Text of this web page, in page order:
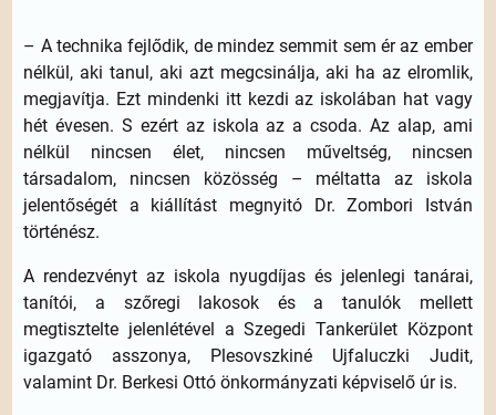
– A technika fejlődik, de mindez semmit sem ér az ember
nélkül, aki tanul, aki azt megcsinálja, aki ha az elromlik,
megjavítja. Ezt mindenki itt kezdi az iskolában hat vagy
hét évesen. S ezért az iskola az a csoda. Az alap, ami
nélkül nincsen élet, nincsen műveltség, nincsen
társadalom, nincsen közösség – méltatta az iskola
jelentőségét a kiállítást megnyitó Dr. Zombori István
történész.
A rendezvényt az iskola nyugdíjas és jelenlegi tanárai,
tanítói, a szőregi lakosok és a tanulók mellett
megtisztelte jelenlétével a Szegedi Tankerület Központ
igazgató asszonya, Plesovszkiné Ujfaluczki Judit,
valamint Dr. Berkesi Ottó önkormányzati képviselő úr is.